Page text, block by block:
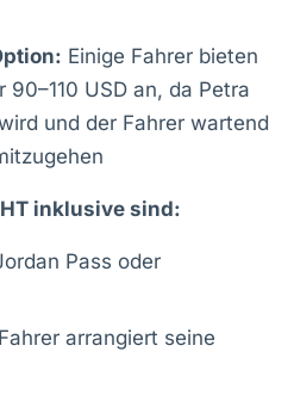
Einige Fahrer bieten
90–110 USD an, da Petra
und der Fahrer wartend
inklusive sind:
Pass oder
arrangiert seine